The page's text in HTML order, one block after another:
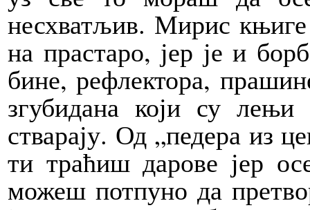
несхватљив. Мирис
на прастаро, јер је и
бине, рефлектора,
згубидана који су
стварају. Од „педера из
ти траћиш дарове јер
можеш потпуно да